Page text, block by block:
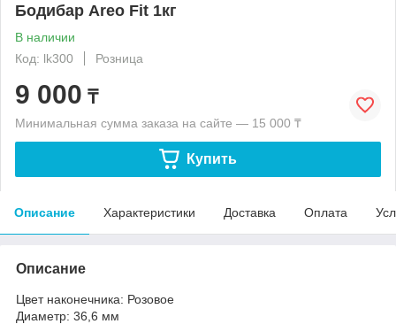
Бодибар Areo Fit 1кг
В наличии
Код: lk300
Розница
9 000 ₸
Минимальная сумма заказа на сайте — 15 000 ₸
Купить
Описание Характеристики Доставка Оплата
Описание
Цвет наконечника: Розовое
Диаметр: 36,6 мм